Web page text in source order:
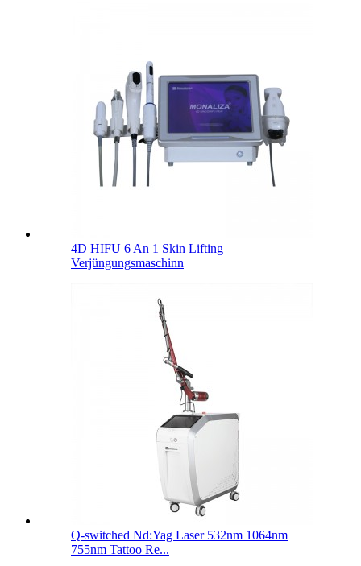
4D HIFU 6 An 1 Skin Lifting
Verjüngungsmaschinn
Q-switched Nd:Yag Laser 532nm 1064nm
755nm Tattoo Re...